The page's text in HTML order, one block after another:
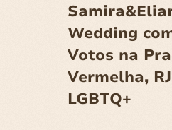
Wedding
Votos na
Vermelha,
LGBTQ+